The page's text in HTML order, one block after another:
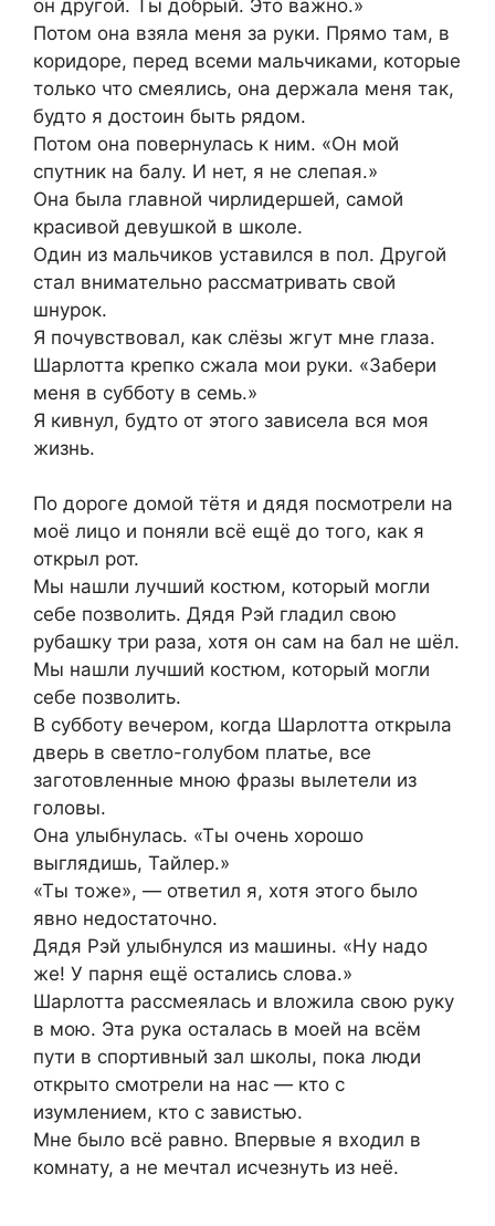
он другой. Ты добрый. Это важно.»
Потом она взяла меня за руки. Прямо там, в
коридоре, перед всеми мальчиками, которые
только что смеялись, она держала меня так,
будто я достоин быть рядом.
Потом она повернулась к ним. «Он мой
спутник на балу. И нет, я не слепая.»
Она была главной чирлидершей, самой
красивой девушкой в школе.
Один из мальчиков уставился в пол. Другой
стал внимательно рассматривать свой
шнурок.
Я почувствовал, как слёзы жгут мне глаза.
Шарлотта крепко сжала мои руки. «Забери
меня в субботу в семь.»
Я кивнул, будто от этого зависела вся моя
жизнь.
По дороге домой тётя и дядя посмотрели на
моё лицо и поняли всё ещё до того, как я
открыл рот.
Мы нашли лучший костюм, который могли
себе позволить. Дядя Рэй гладил свою
рубашку три раза, хотя он сам на бал не шёл.
Мы нашли лучший костюм, который могли
себе позволить.
В субботу вечером, когда Шарлотта открыла
дверь в светло-голубом платье, все
заготовленные мною фразы вылетели из
головы.
Она улыбнулась. «Ты очень хорошо
выглядишь, Тайлер.»
«Ты тоже», — ответил я, хотя этого было
явно недостаточно.
Дядя Рэй улыбнулся из машины. «Ну надо
же! У парня ещё остались слова.»
Шарлотта рассмеялась и вложила свою руку
в мою. Эта рука осталась в моей на всём
пути в спортивный зал школы, пока люди
открыто смотрели на нас — кто с
изумлением, кто с завистью.
Мне было всё равно. Впервые я входил в
комнату, а не мечтал исчезнуть из неё.